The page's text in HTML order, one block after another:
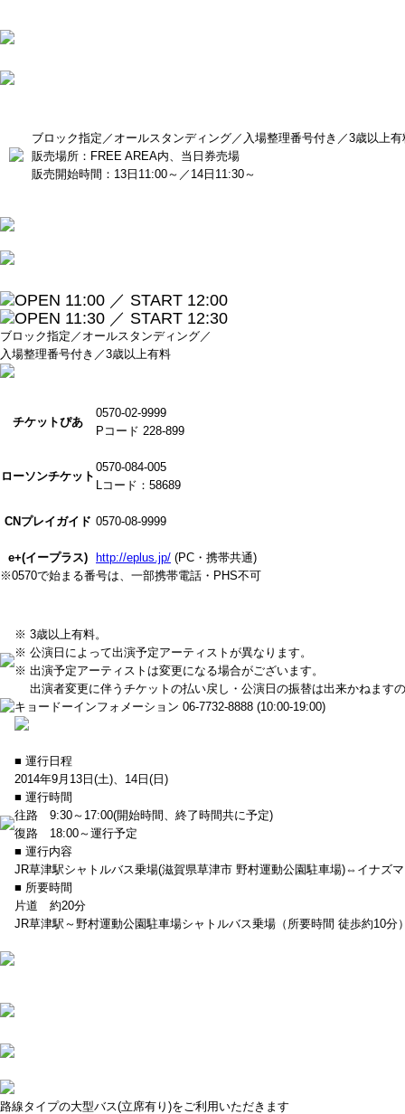
ブロック指定／オールスタンディング／入場整理番号付き／3歳以上有
販売場所：FREE AREA内、当日券売場
販売開始時間：13日11:00～／14日11:30～
OPEN 11:00 ／ START 12:00
OPEN 11:30 ／ START 12:30
ブロック指定／オールスタンディング／
入場整理番号付き／3歳以上有料
チケットぴあ
0570-02-9999
Pコード 228-899
ローソンチケット
0570-084-005
Lコード：58689
CNプレイガイド 0570-08-9999
e+(イープラス) http://eplus.jp/ (PC・携帯共通)
※0570で始まる番号は、一部携帯電話・PHS不可
※ 3歳以上有料。
※ 公演日によって出演予定アーティストが異なります。
※ 出演予定アーティストは変更になる場合がございます。
出演者変更に伴うチケットの払い戻し・公演日の振替は出来かねます
キョードーインフォメーション 06-7732-8888 (10:00-19:00)
■ 運行日程
2014年9月13日(土)、14日(日)
■ 運行時間
往路 9:30～17:00(開始時間、終了時間共に予定)
復路 18:00～運行予定
■ 運行内容
JR草津駅シャトルバス乗場(滋賀県草津市 野村運動公園駐車場)⇔イナズ
■ 所要時間
片道 約20分
JR草津駅～野村運動公園駐車場シャトルバス乗場（所要時間 徒歩約10分
路線タイプの大型バス(立席有り)をご利用いただきます